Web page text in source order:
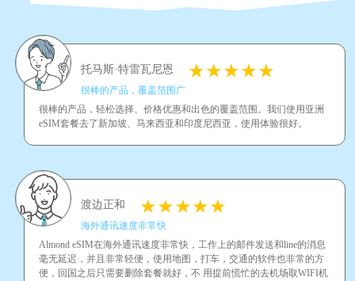
托马斯·特雷瓦尼恩
很棒的产品，覆盖范围广
很棒的产品，轻松选择、价格优惠和出色的覆盖范围。我们使用亚洲
eSIM套餐去了新加坡、马来西亚和印度尼西亚，使用体验很好。
渡边正和
海外通讯速度非常快
Almond eSIM在海外通讯速度非常快，工作上的邮件发送和line的消息
毫无延迟，并且非常轻便，使用地图，打车，交通的软件也非常的方
便，回国之后只需要删除套餐就好，不 用提前慌忙的去机场取WIFI机